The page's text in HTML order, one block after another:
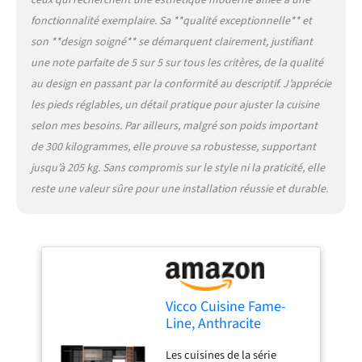
travail, matériel de
montage, instructions de
montage (sauf indication
contraire, les appareils
électroménagers et les
décorations ne sont pas
compris dans la livraison)
fonctionnalité exemplaire. Sa **qualité exceptionnelle** et
son **design soigné** se démarquent clairement, justifiant
une note parfaite de 5 sur 5 sur tous les critères, de la qualité
au design en passant par la conformité au descriptif. J’apprécie
les pieds réglables, un détail pratique pour ajuster la cuisine
selon mes besoins. Par ailleurs, malgré son poids important
de 300 kilogrammes, elle prouve sa robustesse, supportant
jusqu’à 205 kg. Sans compromis sur le style ni la praticité, elle
reste une valeur sûre pour une installation réussie et durable.
Vicco Cuisine Fame-
Line, Anthracite
355cm
Les cuisines de la série